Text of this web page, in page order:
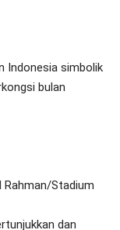
Indonesia simbolik
bulan
Rahman/Stadium
dan